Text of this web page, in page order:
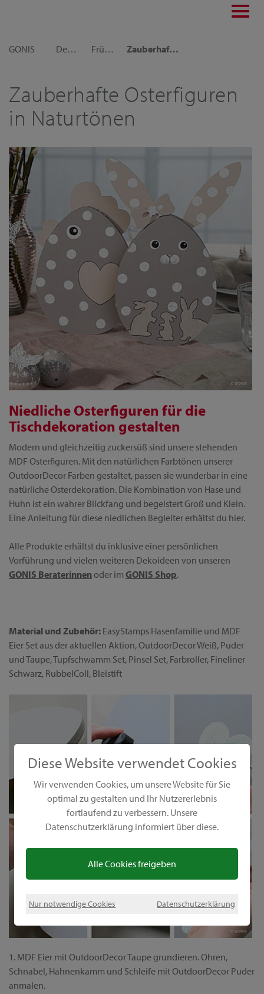
Diese Website verwendet Cookies
Wir verwenden Cookies, um unsere Website für Sie
optimal zu gestalten und Ihr Nutzererlebnis
fortlaufend zu verbessern. Unsere
Datenschutzerklärung informiert über diese.
Alle Cookies freigeben
Nur notwendige Cookies Datenschutzerklärung
GONIS
Dekoideen Frühlings- und Osterdekoration Zauberhafte Osterfiguren in Naturtönen gestalten
Zauberhafte Osterfiguren
in Naturtönen
Niedliche Osterfiguren für die
Tischdekoration gestalten
Modern und gleichzeitig zuckersüß sind unsere stehenden
MDF Osterfiguren. Mit den natürlichen Farbtönen unserer
OutdoorDecor Farben gestaltet, passen sie wunderbar in eine
natürliche Osterdekoration. Die Kombination von Hase und
Huhn ist ein wahrer Blickfang und begeistert Groß und Klein.
Eine Anleitung für diese niedlichen Begleiter erhältst du hier.
Alle Produkte erhältst du inklusive einer persönlichen
Vorführung und vielen weiteren Dekoideen von unseren
GONIS Beraterinnenoder im GONIS Shop.
Material und Zubehör: EasyStamps Hasenfamilie und MDF
Eier Set aus der aktuellen Aktion, OutdoorDecor Weiß, Puder
und Taupe, Tupfschwamm Set, Pinsel Set, Farbroller, Fineliner
Schwarz, RubbelColl, Bleistift
1. MDF Eier mit OutdoorDecor Taupe grundieren. Ohren,
Schnabel, Hahnenkamm und Schleife mit OutdoorDecor Puder
anmalen.